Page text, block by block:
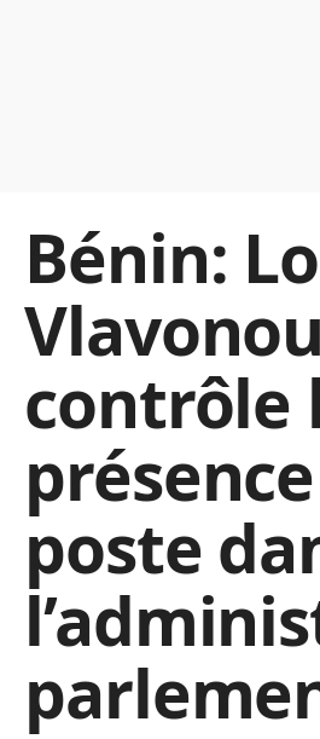
Bénin:
Vlavonou
contrôle
poste